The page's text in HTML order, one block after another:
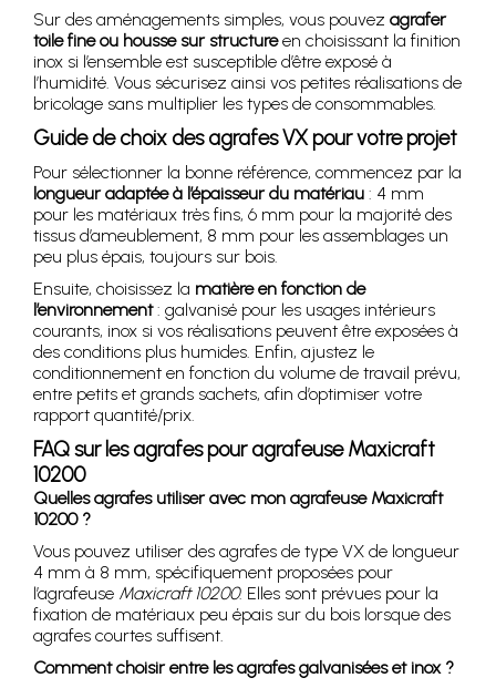
Sur des aménagements simples, vous pouvez agrafer
toile fine ou housse sur structureen choisissant la finition
inox si l’ensemble est susceptible d’être exposé à
l’humidité. Vous sécurisez ainsi vos petites réalisations de
bricolage sans multiplier les types de consommables.
Guide de choix des agrafes VX pour votre projet
Pour sélectionner la bonne référence, commencez par la
longueur adaptée à l’épaisseur du matériau : 4 mm
pour les matériaux très fins, 6 mm pour la majorité des
tissus d’ameublement, 8 mm pour les assemblages un
peu plus épais, toujours sur bois.
Ensuite, choisissez la matière en fonction de
l’environnement: galvanisé pour les usages intérieurs
courants, inox si vos réalisations peuvent être exposées à
des conditions plus humides. Enfin, ajustez le
conditionnement en fonction du volume de travail prévu,
entre petits et grands sachets, afin d’optimiser votre
rapport quantité/prix.
FAQ sur les agrafes pour agrafeuse Maxicraft
10200
Quelles agrafes utiliser avec mon agrafeuse Maxicraft
10200 ?
Vous pouvez utiliser des agrafes de type VX de longueur
4 mm à 8 mm, spécifiquement proposées pour
l’agrafeuse Maxicraft 10200. Elles sont prévues pour la
fixation de matériaux peu épais sur du bois lorsque des
agrafes courtes suffisent.
Comment choisir entre les agrafes galvanisées et inox ?